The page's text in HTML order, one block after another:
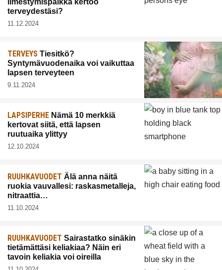
terveydestäsi?
11.12.2024
TERVEYS Tiesitkö?
Syntymävuodenaika voi vaikuttaa
lapsen terveyteen
9.11.2024
LAPSIPERHE Nämä 10 merkkiä
kertovat siitä, että lapsen
ruutuaika ylittyy
12.10.2024
RUUHKAVUODET Älä anna näitä
ruokia vauvallesi: raskasmetalleja,
nitraattia…
11.10.2024
RUUHKAVUODET Sairastatko sinäkin
tietämättäsi keliakiaa? Näin eri
tavoin keliakia voi oireilla